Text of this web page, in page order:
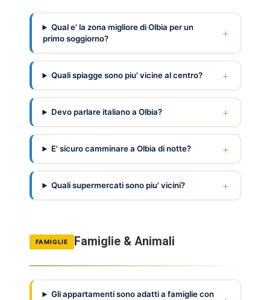
Qual e' la zona migliore di Olbia per un
primo soggiorno?
Quali spiagge sono piu' vicine al centro?
Devo parlare italiano a Olbia?
E' sicuro camminare a Olbia di notte?
Quali supermercati sono piu' vicini?
FAMIGLIE Famiglie & Animali
Gli appartamenti sono adatti a famiglie con